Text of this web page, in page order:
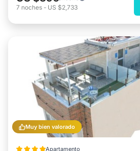
7 noches - US $2,733
Muy bien valorado
Apartamento